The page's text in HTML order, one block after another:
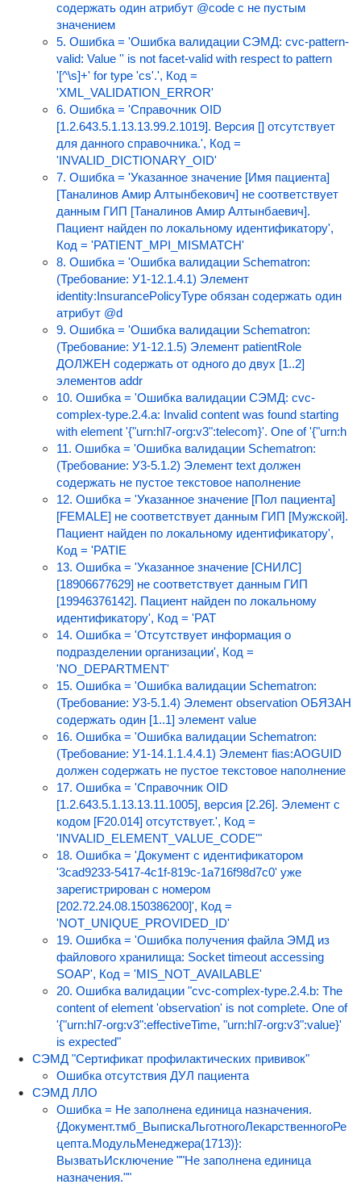
содержать один атрибут @code с не пустым
значением
5. Ошибка = 'Ошибка валидации СЭМД: cvc-pattern-
valid: Value '' is not facet-valid with respect to pattern
'[^\s]+' for type 'cs'.', Код =
'XML_VALIDATION_ERROR'
6. Ошибка = 'Справочник OID
[1.2.643.5.1.13.13.99.2.1019]. Версия [] отсутствует
для данного справочника.', Код =
'INVALID_DICTIONARY_OID'
7. Ошибка = 'Указанное значение [Имя пациента]
[Таналинов Амир Алтынбекович] не соответствует
данным ГИП [Таналинов Амир Алтынбаевич].
Пациент найден по локальному идентификатору',
Код = 'PATIENT_MPI_MISMATCH'
8. Ошибка = 'Ошибка валидации Schematron:
(Требование: У1-12.1.4.1) Элемент
identity:InsurancePolicyType обязан содержать один
атрибут @d
9. Ошибка = 'Ошибка валидации Schematron:
(Требование: У1-12.1.5) Элемент patientRole
ДОЛЖЕН содержать от одного до двух [1..2]
элементов addr
10. Ошибка = 'Ошибка валидации СЭМД: cvc-
complex-type.2.4.a: Invalid content was found starting
with element '{"urn:hl7-org:v3":telecom}'. One of '{"urn:h
11. Ошибка = 'Ошибка валидации Schematron:
(Требование: У3-5.1.2) Элемент text должен
содержать не пустое текстовое наполнение
12. Ошибка = 'Указанное значение [Пол пациента]
[FEMALE] не соответствует данным ГИП [Мужской].
Пациент найден по локальному идентификатору',
Код = 'PATIE
13. Ошибка = 'Указанное значение [СНИЛС]
[18906677629] не соответствует данным ГИП
[19946376142]. Пациент найден по локальному
идентификатору', Код = 'PAT
14. Ошибка = 'Отсутствует информация о
подразделении организации', Код =
'NO_DEPARTMENT'
15. Ошибка = 'Ошибка валидации Schematron:
(Требование: У3-5.1.4) Элемент observation ОБЯЗАН
содержать один [1..1] элемент value
16. Ошибка = 'Ошибка валидации Schematron:
(Требование: У1-14.1.1.4.4.1) Элемент fias:AOGUID
должен содержать не пустое текстовое наполнение
17. Ошибка = 'Справочник OID
[1.2.643.5.1.13.13.11.1005], версия [2.26]. Элемент с
кодом [F20.014] отсутствует.', Код =
'INVALID_ELEMENT_VALUE_CODE'"
18. Ошибка = 'Документ с идентификатором
'3cad9233-5417-4c1f-819c-1a716f98d7c0' уже
зарегистрирован с номером
[202.72.24.08.150386200]', Код =
'NOT_UNIQUE_PROVIDED_ID'
19. Ошибка = 'Ошибка получения файла ЭМД из
файлового хранилища: Socket timeout accessing
SOAP', Код = 'MIS_NOT_AVAILABLE'
20. Ошибка валидации "cvc-complex-type.2.4.b: The
content of element 'observation' is not complete. One of
'{"urn:hl7-org:v3":effectiveTime, "urn:hl7-org:v3":value}'
is expected"
СЭМД "Сертификат профилактических прививок"
Ошибка отсутствия ДУЛ пациента
СЭМД ЛЛО
Ошибка = Не заполнена единица назначения.
{Документ.тмб_ВыпискаЛьготногоЛекарственногоРе
цепта.МодульМенеджера(1713)}:
ВызватьИсключение ""Не заполнена единица
назначения.""